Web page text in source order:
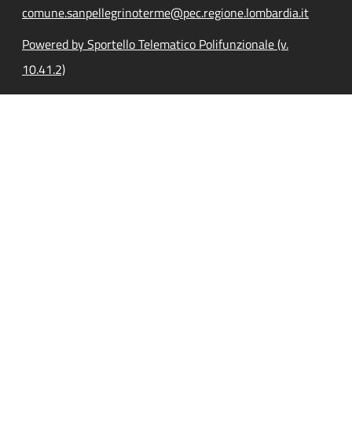
comune.sanpellegrinoterme@pec.regione.lombardia.it
Powered by Sportello Telematico Polifunzionale (v.
10.41.2)